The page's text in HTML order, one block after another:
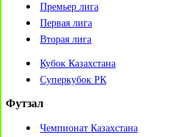
Премьер лига
Первая лига
Вторая лига
Кубок Казахстана
Суперкубок РК
Футзал
Чемпионат Казахстана